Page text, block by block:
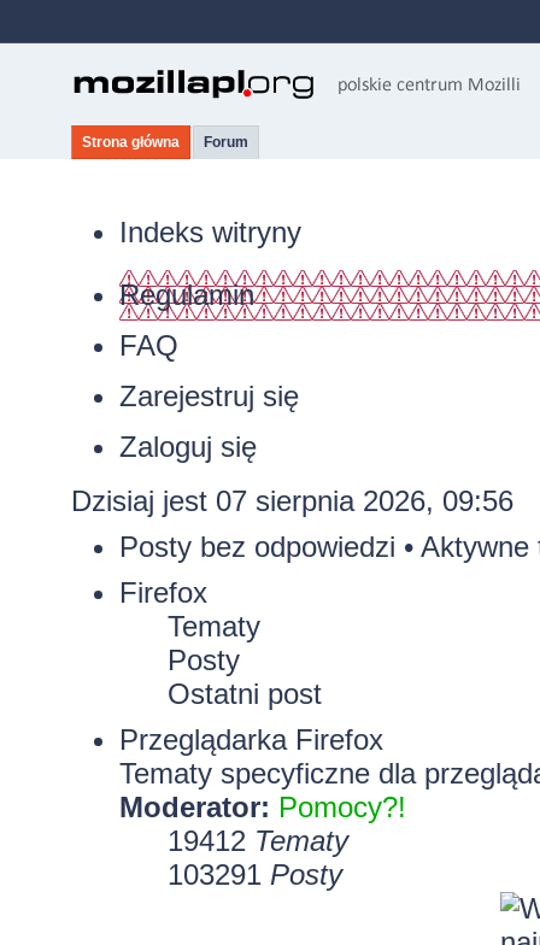
Strona główna Forum
Indeks witryny
Regulamin
FAQ
Zarejestruj się
Zaloguj się
Dzisiaj jest 07 sierpnia 2026, 09:56
Posty bez odpowiedzi • Aktywne
Firefox
Tematy
Posty
Ostatni post
Przeglądarka Firefox
Tematy specyficzne dla
Moderator: Pomocy?!
19412 Tematy
103291 Posty